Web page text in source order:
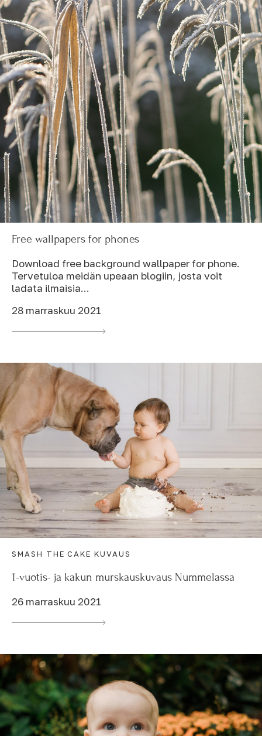
Free wallpapers for phones
Download free background wallpaper for phone.
Tervetuloa meidän upeaan blogiin, josta voit
ladata ilmaisia...
28 marraskuu 2021
SMASH THE CAKE KUVAUS
1-vuotis- ja kakun murskauskuvaus Nummelassa
26 marraskuu 2021